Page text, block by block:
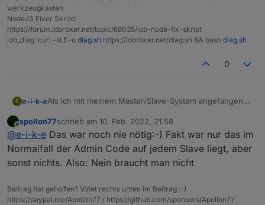
werkzeugkasten
NodeJS Fixer Skript:
https://forum.iobroker.net/topic/68035/iob-node-fix-skript
iob_diag: curl -sLf -o diag.sh https://iobroker.net/diag.sh && bash diag.sh
0
E e-i-k-eAls ich mit meinem Master/Slave-System angefangen
Adapter zu installieren.
Ist dies immer noch nötig?
Offline
apollon77schrieb am 10. Feb. 2022, 21:58
zuletzt editiert von
@e-i-k-e Das war noch nie nötig:-) Fakt war nur das im
Normalfall der Admin Code auf jedem Slave liegt, aber
sonst nichts. Also: Nein braucht man nicht
Beitrag hat geholfen? Votet rechts unten im Beitrag :-)
https://paypal.me/Apollon77 / https://github.com/sponsors/Apollon77